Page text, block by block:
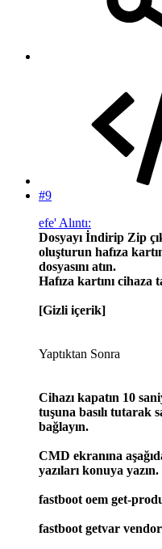
#9
efe' Alıntı:
Dosyayı İndirip Zip
oluşturun hafıza
dosyasını atın.
Hafıza kartını cihaza
[Gizli içerik]
Yaptıktan Sonra
Cihazı kapatın 10
tuşuna basılı tutarak
bağlayın.
CMD ekranına
yazıları konuya yazın.
fastboot oem get-
fastboot getvar